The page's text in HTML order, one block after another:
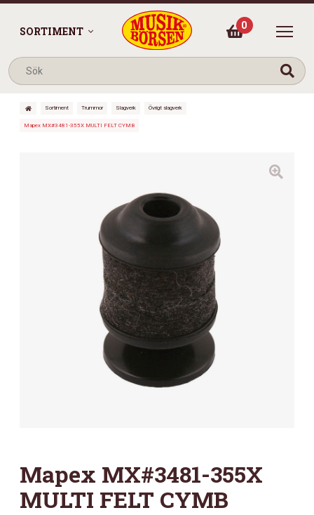
SORTIMENT 0
Sortiment Trummor Slagverk Övrigt slagverk
Mapex MX#3481-355X MULTI FELT CYMB
Mapex MX#3481-355X
MULTI FELT CYMB